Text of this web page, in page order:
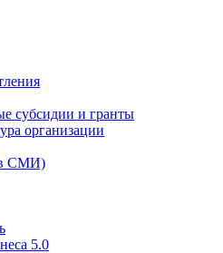
субсидии и гранты
организации
СМИ)
5.0